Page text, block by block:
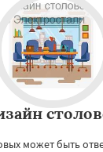
может быть